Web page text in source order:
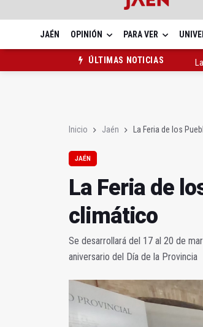
JAÉN OPINIÓN PARA VER
ÚLTIMAS NOTICIAS
Inicio Jaén La Feria de los
JAÉN
La Feria de
climático
Se desarrollará del 17 al 20 de
aniversario del Día de la Provincia